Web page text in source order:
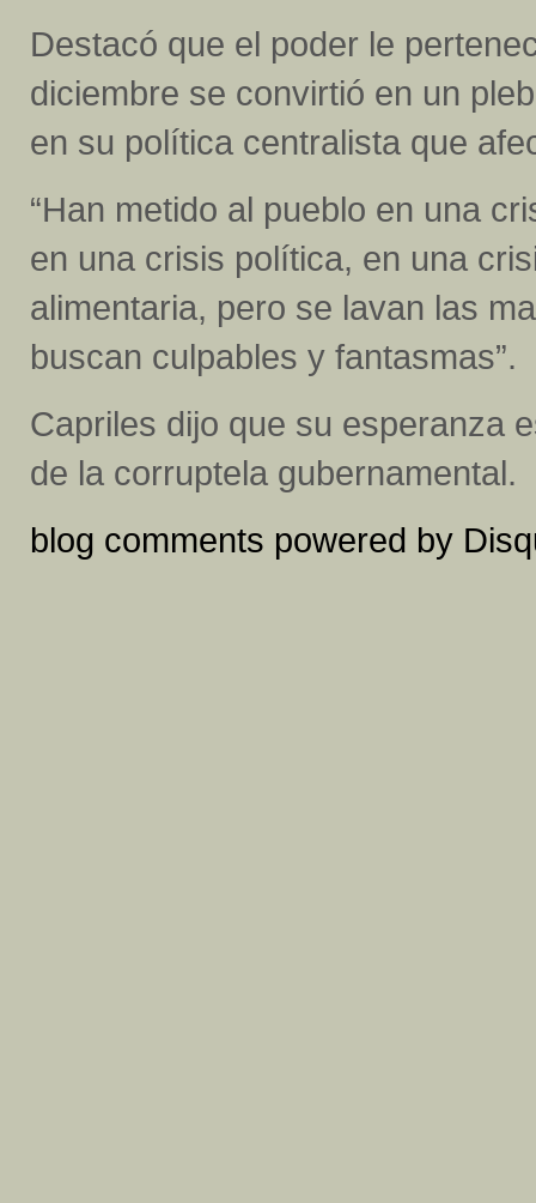
Destacó que el poder le
diciembre se convirtió en un
en su política centralista que
“Han metido al pueblo en una
en una crisis política, en una
alimentaria, pero se lavan las
buscan culpables y fantasmas”.
Capriles dijo que su esperanza
de la corruptela gubernamental.
blog comments powered by